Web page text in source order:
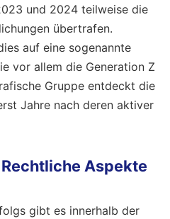
und 2024 teilweise die
übertrafen.
auf eine sogenannte
vor allem die Generation Z
Gruppe entdeckt die
Jahre nach deren aktiver
Aspekte
gibt es innerhalb der